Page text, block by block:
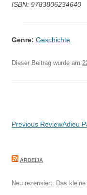
ISBN: 9783806234640
Genre: Geschichte
Dieser Beitrag wurde am
Beitragsnavigation
Previous ReviewAdieu
ARDEIJA
Neu rezensiert: Das